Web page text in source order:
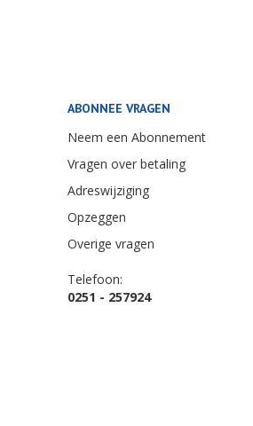
ABONNEE VRAGEN
Neem een Abonnement
Vragen over betaling
Adreswijziging
Opzeggen
Overige vragen
Telefoon:
0251 - 257924